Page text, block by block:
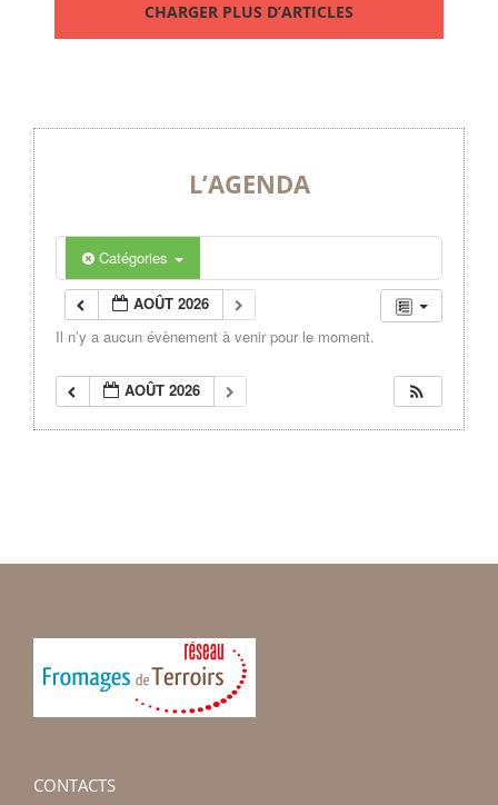
CHARGER PLUS D’ARTICLES
L’AGENDA
Catégories
AOÛT 2026
Il n’y a aucun évènement à venir pour le moment.
AOÛT 2026
CONTACTS